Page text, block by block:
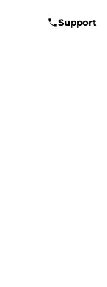
Support